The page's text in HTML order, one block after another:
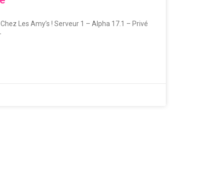
Les Amy’s ! Serveur 1 – Alpha 17.1 – Privé